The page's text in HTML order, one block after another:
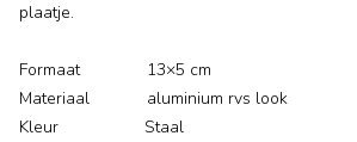
plaatje.
Formaat 13×5 cm
Materiaal aluminium rvs look
Kleur Staal